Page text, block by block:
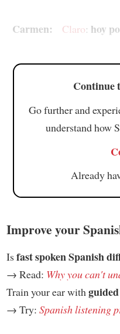
Carmen: Claro: hoy
Continue
Go further and
understand how
Already
Improve your
Isfast spoken Spanish
→ Read: Why you can't
Train your ear with
→ Try: Spanish listening